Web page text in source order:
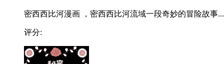
密西西比河漫画 ，密西西比河流域一段奇妙的冒险故事
评分: